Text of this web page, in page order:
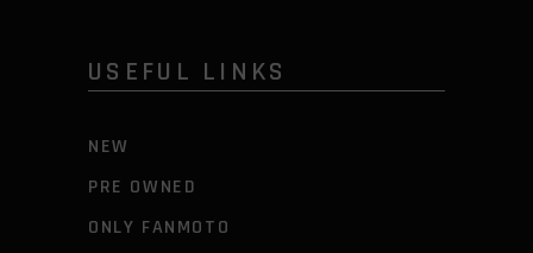
USEFUL LINKS
NEW
PRE OWNED
ONLY FANMOTO